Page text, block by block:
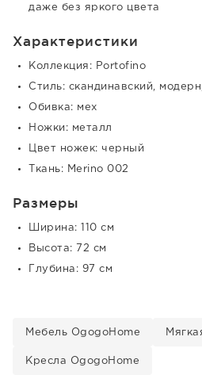
даже без яркого цвета
Характеристики
Коллекция: Portofino
Стиль: скандинавский,
Обивка: мех
Ножки: металл
Цвет ножек: черный
Ткань: Merino 002
Размеры
Ширина: 110 см
Высота: 72 см
Глубина: 97 см
Мебель OgogoHome
Кресла OgogoHome